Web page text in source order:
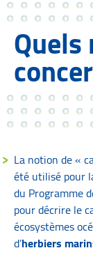
La notion de «
été utilisé pour
du Programme
pour décrire le
écosystèmes
d’herbiers